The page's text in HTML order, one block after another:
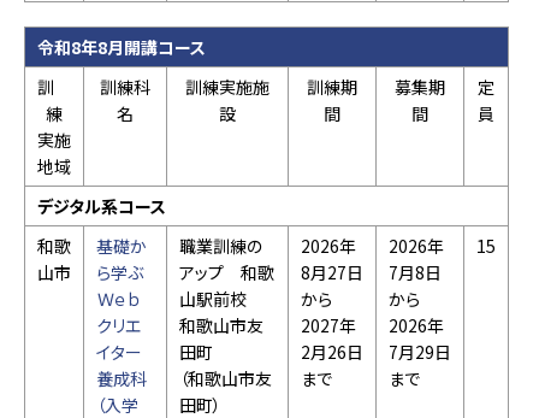
令和8年8月開講コース
訓
練
実施
地域
訓練科
名
訓練実施施
設
訓練期
間
募集期
間
定
員
デジタル系コース
和歌
山市
基礎か
ら学ぶ
Ｗｅｂ
クリエ
イター
養成科
（入学
職業訓練の
アップ 和歌
山駅前校
和歌山市友
田町
（和歌山市友
田町）
2026年
8月27日
から
2027年
2月26日
まで
2026年
7月8日
から
2026年
7月29日
まで
15